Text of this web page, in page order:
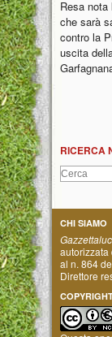
Resa
che sarà
contro la
uscita
RICERCA
CHI SIAMO
autorizzata
al n. 864
Direttore